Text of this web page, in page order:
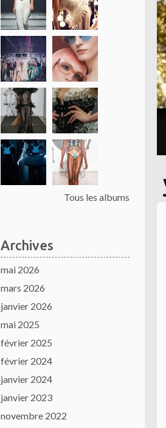
Tous les albums
Archives
mai 2026
mars 2026
janvier 2026
mai 2025
février 2025
février 2024
janvier 2024
janvier 2023
novembre 2022